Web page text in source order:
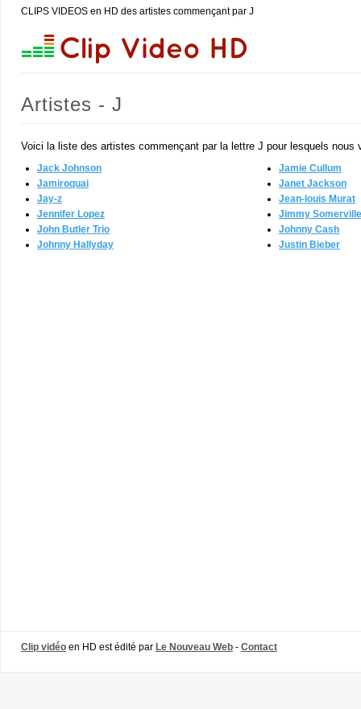
CLIPS VIDEOS en HD des artistes commençant par J
Artistes - J
Voici la liste des artistes commençant par la lettre J pour lesquels nous
Jack Johnson
Jamie Cullum
Jamiroquai
Janet Jackson
Jay-z
Jean-louis Murat
Jennifer Lopez
Jimmy Somerville
John Butler Trio
Johnny Cash
Johnny Hallyday
Justin Bieber
Clip vidéo en HD est édité par Le Nouveau Web - Contact